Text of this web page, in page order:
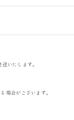
いたします。
場合がございます。